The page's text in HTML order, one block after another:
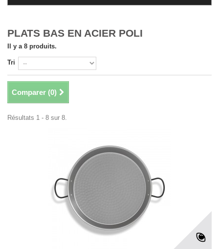
PLATS BAS EN ACIER POLI
Il y a 8 produits.
Tri
Comparer (0)
Résultats 1 - 8 sur 8.